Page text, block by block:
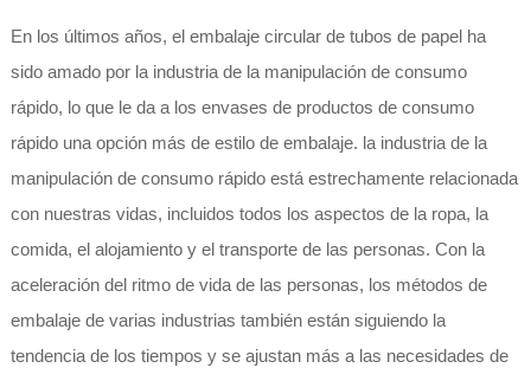
En los últimos años, el embalaje circular de tubos de papel ha
sido amado por la industria de la manipulación de consumo
rápido, lo que le da a los envases de productos de consumo
rápido una opción más de estilo de embalaje. la industria de la
manipulación de consumo rápido está estrechamente relacionada
con nuestras vidas, incluidos todos los aspectos de la ropa, la
comida, el alojamiento y el transporte de las personas. Con la
aceleración del ritmo de vida de las personas, los métodos de
embalaje de varias industrias también están siguiendo la
tendencia de los tiempos y se ajustan más a las necesidades de